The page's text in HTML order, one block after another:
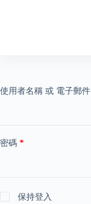
使用者名稱 或 電子郵件
密碼 *
保持登入